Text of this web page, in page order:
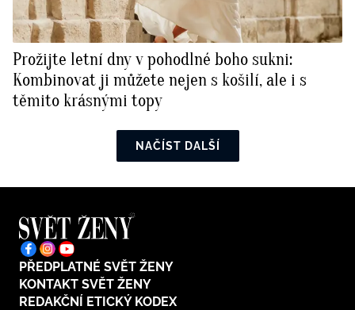
Prožijte letní dny v pohodlné boho sukni:
Kombinovat ji můžete nejen s košilí, ale i s
těmito krásnými topy
NAČÍST DALŠÍ
PŘEDPLATNÉ SVĚT ŽENY
KONTAKT SVĚT ŽENY
REDAKČNÍ ETICKÝ KODEX